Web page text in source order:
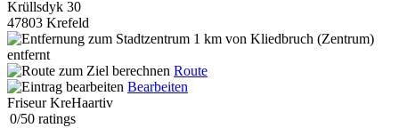
Krüllsdyk 30
47803 Krefeld
1 km von Kliedbruch (Zentrum)
entfernt
Route
Bearbeiten
Friseur KreHaartiv
0/50 ratings